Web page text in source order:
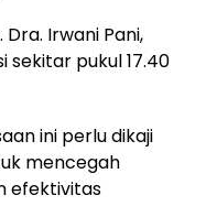
Irwani Pani,
sekitar pukul 17.40
ini perlu dikaji
mencegah
efektivitas